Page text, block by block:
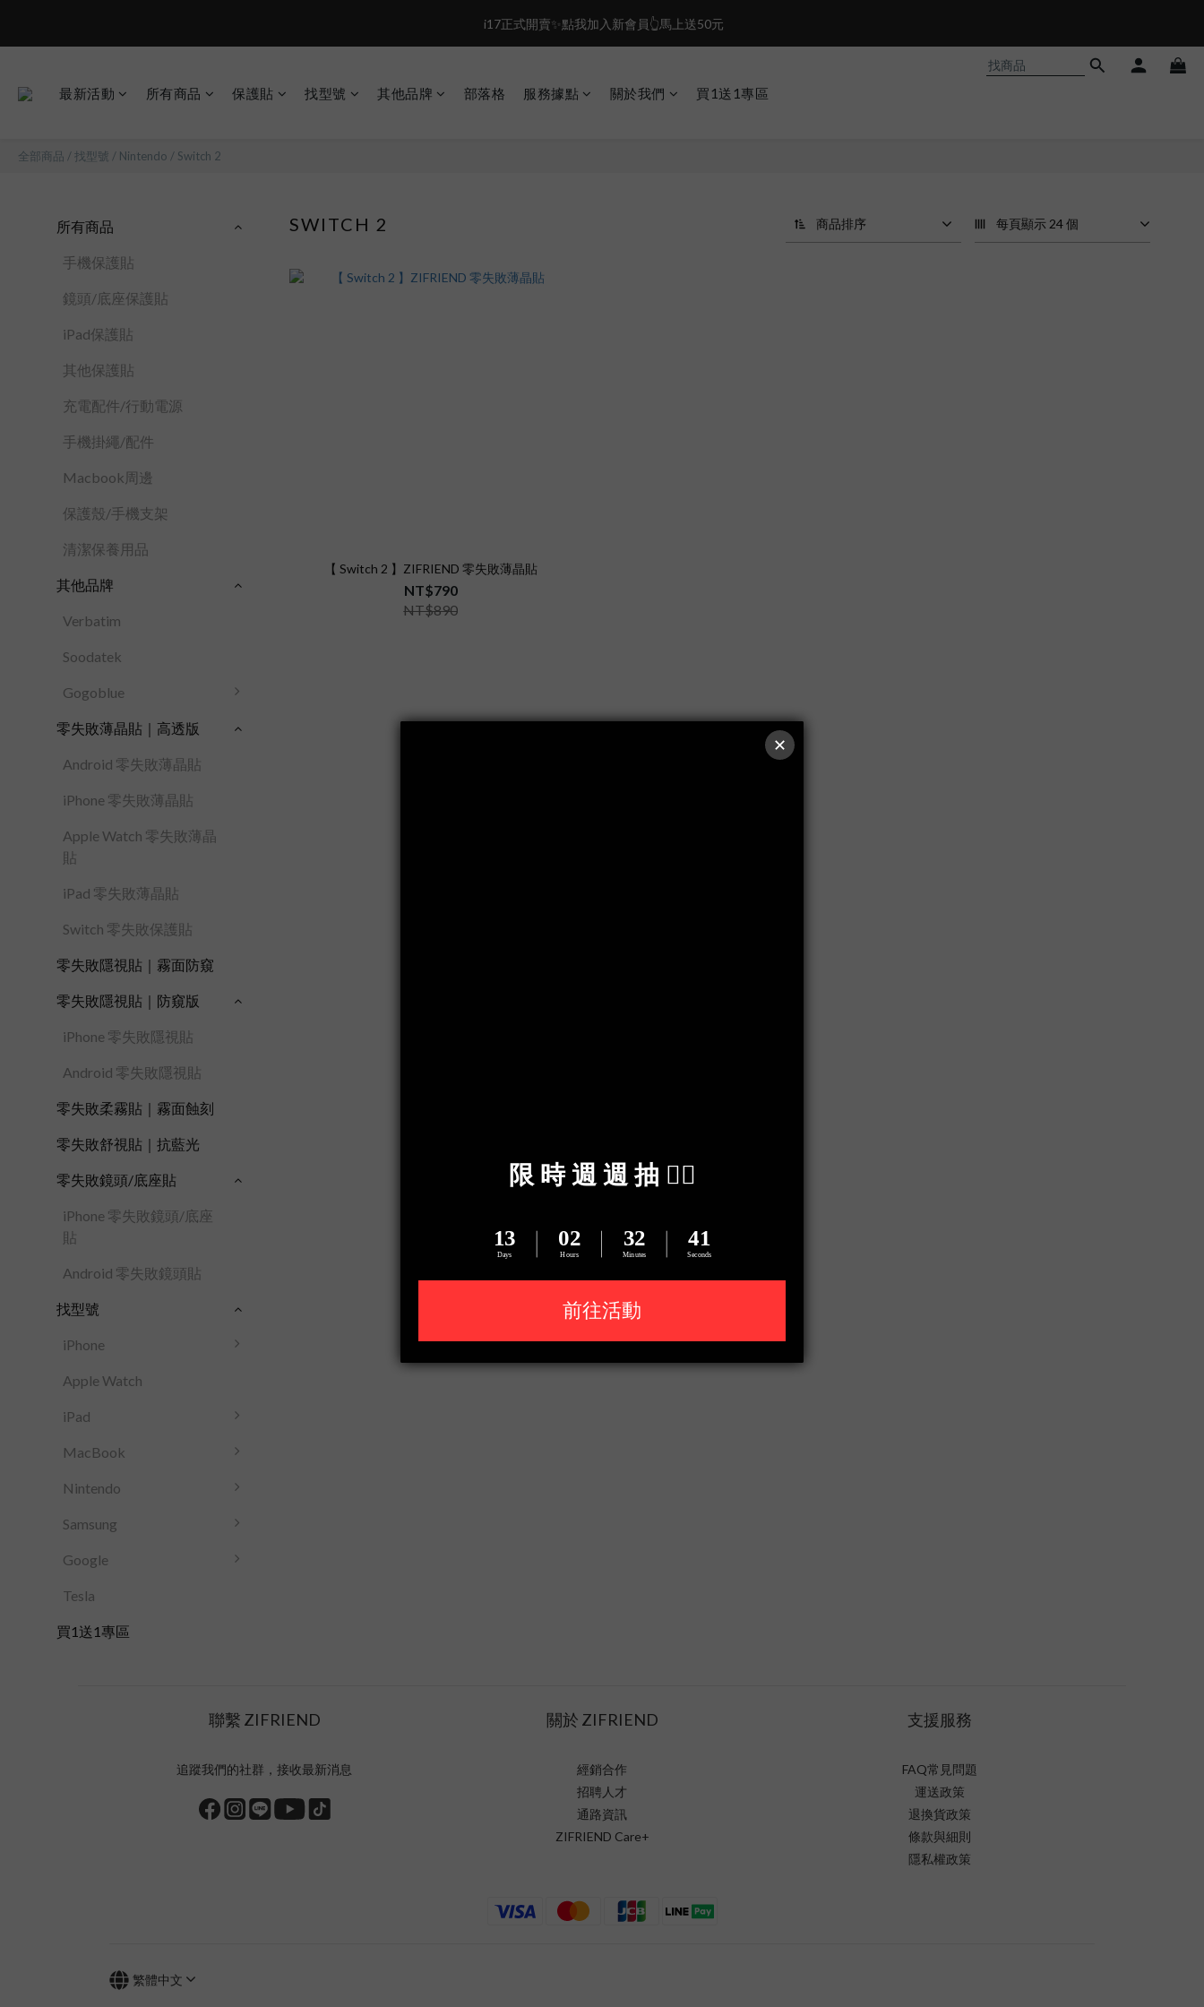
盛夏限定☀️週週抽LINE POINT｜滿1000即享免運
0
0
03
1
i17正式開賣✨點我加入新會員👆馬上送50元
最新活動 所有商品 保護貼 找型號 其他品牌 部落格 服務據點 關於我們 買1送1專區
全部商品 /找型號 / Nintendo / Switch 2
所有商品
手機保護貼
鏡頭/底座保護貼
iPad保護貼
其他保護貼
充電配件/行動電源
手機掛繩/配件
Macbook周邊
保護殼/手機支架
清潔保養用品
其他品牌
Verbatim
Soodatek
Gogoblue
零失敗薄晶貼｜高透版
Android 零失敗薄晶貼
iPhone 零失敗薄晶貼
Apple Watch 零失敗薄晶
貼
iPad 零失敗薄晶貼
Switch 零失敗保護貼
零失敗隱視貼｜霧面防窺
零失敗隱視貼｜防窺版
iPhone 零失敗隱視貼
Android 零失敗隱視貼
零失敗柔霧貼｜霧面蝕刻
零失敗舒視貼｜抗藍光
零失敗鏡頭/底座貼
iPhone 零失敗鏡頭/底座
貼
Android 零失敗鏡頭貼
找型號
iPhone
Apple Watch
iPad
MacBook
Nintendo
Samsung
Google
Tesla
買1送1專區
SWITCH 2 商品排序 每頁顯示 24 個
【 Switch 2 】ZIFRIEND 零失敗薄晶貼
NT$790
NT$890
聯繫 ZIFRIEND
追蹤我們的社群，接收最新消息
關於 ZIFRIEND
經銷合作
招聘人才
通路資訊
ZIFRIEND Care+
支援服務
FAQ常見問題
運送政策
退換貨政策
條款與細則
隱私權政策
繁體中文